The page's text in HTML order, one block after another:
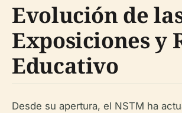
Evolución de
Exposiciones y
Educativo
Desde su apertura, el NSTM ha